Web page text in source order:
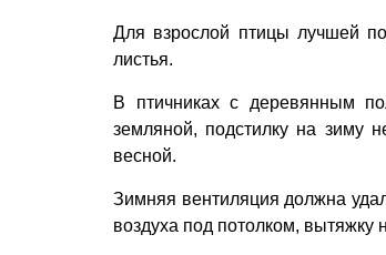
Для взрослой птицы лучшей
листья.
В птичниках с деревянным
земляной, подстилку на зиму
весной.
Зимняя вентиляция должна
воздуха под потолком, вытяжку